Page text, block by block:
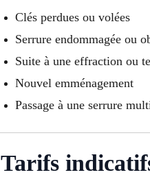
Clés perdues ou volées
Serrure endommagée ou
Suite à une effraction ou
Nouvel emménagement
Passage à une serrure
Tarifs